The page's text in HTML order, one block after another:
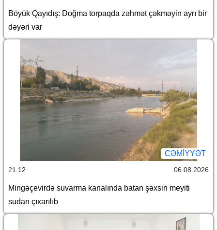
Böyük Qayıdış: Doğma torpaqda zəhmət çəkməyin ayrı bir
dəyəri var
CƏMİYYƏT
21:12 06.08.2026
Mingəçevirdə suvarma kanalında batan şəxsin meyiti
sudan çıxarılıb